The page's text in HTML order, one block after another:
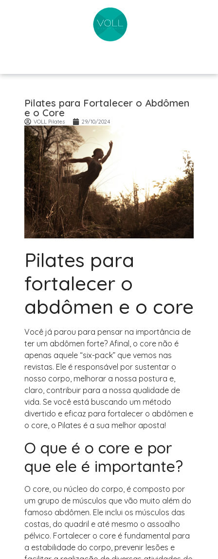
Pilates para Fortalecer o Abdômen
e o Core
VOLL Pilates 29/10/2024
Pilates para
fortalecer o
abdômen e o core
Você já parou para pensar na importância de
ter um abdômen forte? Afinal, o core não é
apenas aquele “six-pack” que vemos nas
revistas. Ele é responsável por sustentar o
nosso corpo, melhorar a nossa postura e,
claro, contribuir para a nossa qualidade de
vida. Se você está buscando um método
divertido e eficaz para fortalecer o abdômen e
o core, o Pilates é a sua melhor aposta!
O que é o core e por
que ele é importante?
O core, ou núcleo do corpo, é composto por
um grupo de músculos que vão muito além do
famoso abdômen. Ele inclui os músculos das
costas, do quadril e até mesmo o assoalho
pélvico. Fortalecer o core é fundamental para
a estabilidade do corpo, prevenir lesões e